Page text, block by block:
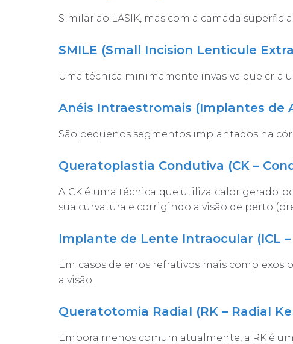
Similar ao LASIK, mas com a camada
SMILE (Small Incision Lenticule
Uma técnica minimamente invasiva que cria
Anéis Intraestromais (Implantes de
São pequenos segmentos implantados na
Queratoplastia Condutiva (CK –
A CK é uma técnica que utiliza calor gerado
sua curvatura e corrigindo a visão de perto
Implante de Lente Intraocular (ICL
Em casos de erros refrativos mais
a visão.
Queratotomia Radial (RK – Radial
Embora menos comum atualmente, a RK é